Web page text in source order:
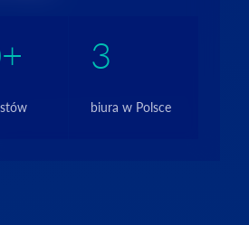
3
biura w Polsce